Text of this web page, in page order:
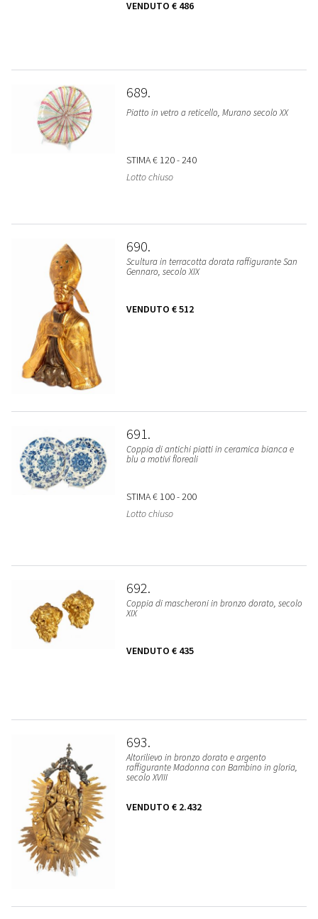
VENDUTO € 486
689
Piatto in vetro a reticello, Murano secolo XX
STIMA€ 120 - 240
Lotto chiuso
690
Scultura in terracotta dorata raffigurante San
Gennaro, secolo XIX
VENDUTO € 512
691
Coppia di antichi piatti in ceramica bianca e
blu a motivi floreali
STIMA€ 100 - 200
Lotto chiuso
692
Coppia di mascheroni in bronzo dorato, secolo
XIX
VENDUTO € 435
693
Altorilievo in bronzo dorato e argento
raffigurante Madonna con Bambino in gloria,
secolo XVIII
VENDUTO € 2.432